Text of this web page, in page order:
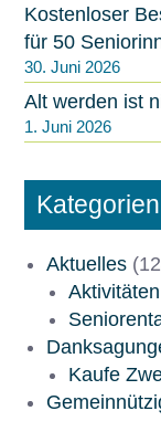
Kostenloser
für 50
30. Juni 2026
Alt werden ist
1. Juni 2026
Kategorien
Aktuelles
Aktivitäten
Kaufe